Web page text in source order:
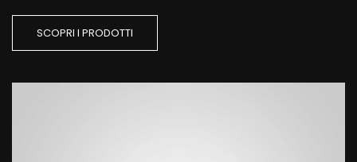
SCOPRI I PRODOTTI